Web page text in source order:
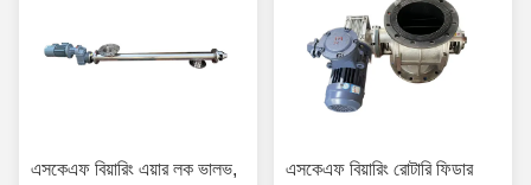
এসকেএফ বিয়ারিং এয়ার লক ভালভ,
এসকেএফ বিয়ারিং রোটারি ফিডার